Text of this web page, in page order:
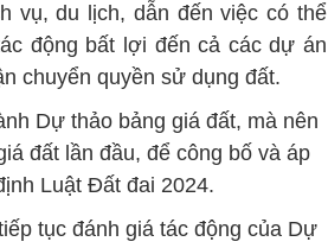
vụ, du lịch, dẫn đến việc có thể
động bất lợi đến cả các dự án
chuyển quyền sử dụng đất.
Dự thảo bảng giá đất, mà nên
đất lần đầu, để công bố và áp
Luật Đất đai 2024.
tục đánh giá tác động của Dự